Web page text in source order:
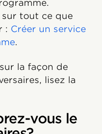
tout ce que
: Créer un service
.
la façon de
lisez la
vous le